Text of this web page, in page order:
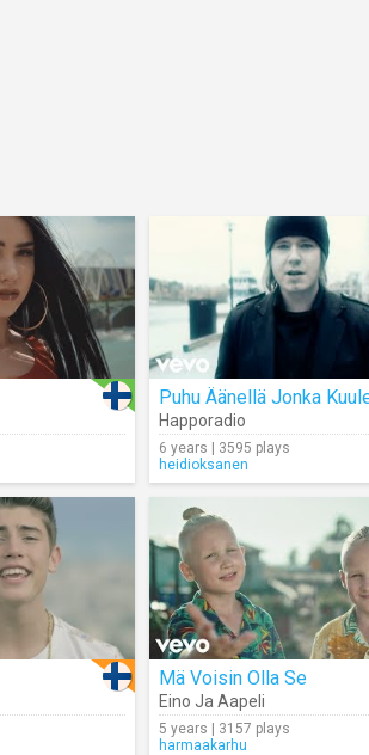
Puhu Äänellä Jonka
Happoradio
6 years | 3595 plays
heidioksanen
Mä Voisin Olla Se
Eino Ja Aapeli
5 years | 3157 plays
harmaakarhu